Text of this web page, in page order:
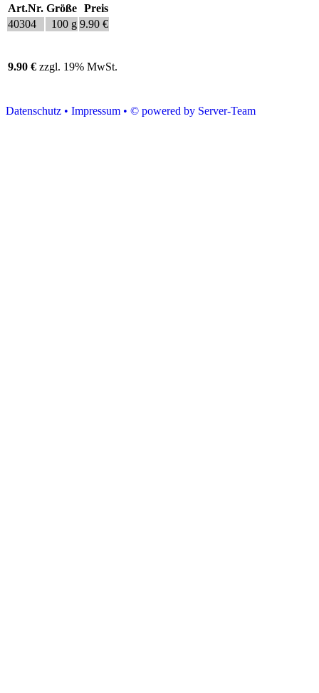
Art.Nr. Größe Preis
40304
100 g 9.90 €
9.90 € zzgl. 19% MwSt.
Datenschutz • Impressum • © powered by Server-Team